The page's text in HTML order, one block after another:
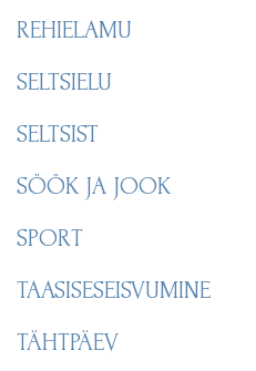
REHIELAMU
SELTSIELU
SELTSIST
SÖÖK JA JOOK
SPORT
TAASISESEISVUMINE
TÄHTPÄEV